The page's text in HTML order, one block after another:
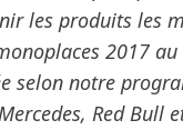
les produits les
2017
selon notre
Red Bull